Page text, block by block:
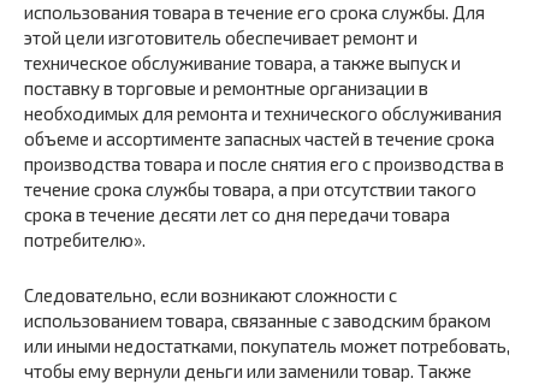
использования товара в течение его срока службы. Для
этой цели изготовитель обеспечивает ремонт и
техническое обслуживание товара, а также выпуск и
поставку в торговые и ремонтные организации в
необходимых для ремонта и технического обслуживания
объеме и ассортименте запасных частей в течение срока
производства товара и после снятия его с производства в
течение срока службы товара, а при отсутствии такого
срока в течение десяти лет со дня передачи товара
потребителю».
Следовательно, если возникают сложности с
использованием товара, связанные с заводским браком
или иными недостатками, покупатель может потребовать,
чтобы ему вернули деньги или заменили товар. Также